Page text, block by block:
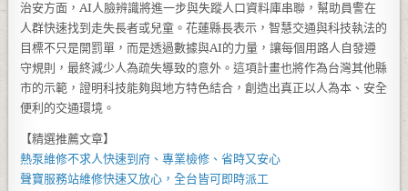
治安方面，AI人臉辨識將進一步與失蹤人口資料庫串聯，幫助員警在
人群快速找到走失長者或兒童。花蓮縣長表示，智慧交通與科技執法的
目標不只是開罰單，而是透過數據與AI的力量，讓每個用路人自發遵
守規則，最終減少人為疏失導致的意外。這項計畫也將作為台灣其他縣
市的示範，證明科技能夠與地方特色結合，創造出真正以人為本、安全
便利的交通環境。
【精選推薦文章】
熱泵維修不求人快速到府、專業檢修、省時又安心
聲寶服務站維修快速又放心，全台皆可即時派工